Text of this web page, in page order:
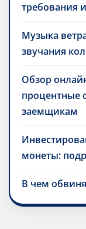
требования
Музыка
звучания
Обзор
процентные
заемщикам
монеты:
В чем